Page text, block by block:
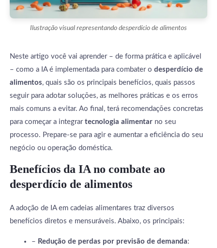
Ilustração visual representando desperdício de alimentos
Neste artigo você vai aprender – de forma prática e aplicável
– como a IA é implementada para combater o desperdício de
alimentos, quais são os principais benefícios, quais passos
seguir para adotar soluções, as melhores práticas e os erros
mais comuns a evitar. Ao final, terá recomendações concretas
para começar a integrar tecnologia alimentar no seu
processo. Prepare-se para agir e aumentar a eficiência do seu
negócio ou operação doméstica.
Benefícios da IA no combate ao
desperdício de alimentos
A adoção de IA em cadeias alimentares traz diversos
benefícios diretos e mensuráveis. Abaixo, os principais:
– Redução de perdas por previsão de demanda: